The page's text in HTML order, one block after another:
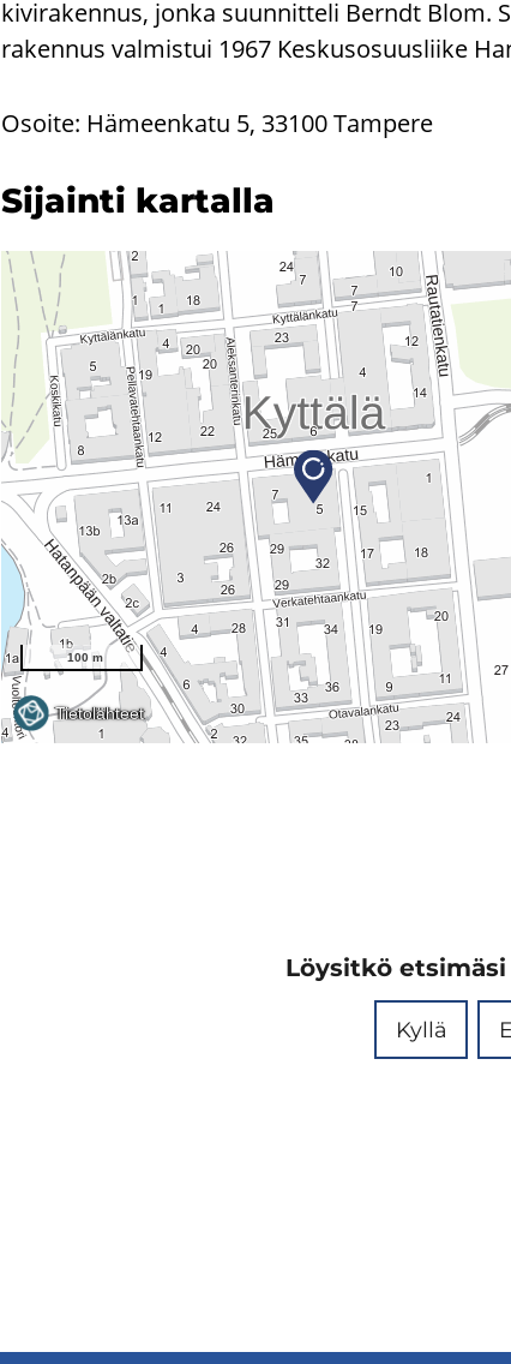
kivirakennus, jonka suunnitteli Berndt Blom.
rakennus valmistui 1967 Keskusosuusliike
Osoite: Hämeenkatu 5, 33100 Tampere
Si­jain­ti kar­tal­la
Löysitkö
Kyllä